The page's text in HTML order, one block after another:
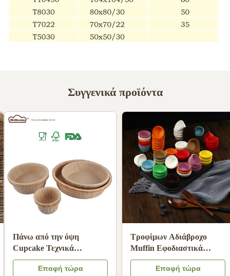
Συγγενικά προϊόντα
Τροφική ποιότητα Άσπρη
χεριού σταγόνα φίλτρα
καφέ ανθεκτικό στο λάδι
χαρτί διήθησης καφέ
Επαφή τώρα
Αντικολλητικές επενδύσεις
cupcake μιας χρήσης για
φλιτζάνια ψησίματος
ανθεκτικές σε υψηλές
Επαφή τώρα